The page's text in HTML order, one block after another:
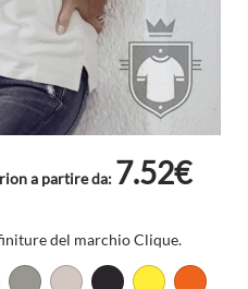
a partire da: 7.52€
del marchio Clique.